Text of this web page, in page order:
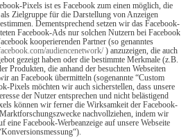
Pixels ist es Facebook zum einen möglich, die
Zielgruppe für die Darstellung von Anzeigen
Dementsprechend setzen wir das Facebook-
Facebook-Ads nur solchen Nutzern bei Facebook
kooperierenden Partner (so genanntes
audiencenetwork/) anzuzeigen, die auch
gezeigt haben oder die bestimmte Merkmale (z.B.
Produkten, die anhand der besuchten Webseiten
an Facebook übermitteln (sogenannte “Custom
Pixels möchten wir auch sicherstellen, dass unsere
der Nutzer entsprechen und nicht belästigend
können wir ferner die Wirksamkeit der Facebook-
nachvollziehen, indem wir
eine Facebook-Werbeanzeige auf unsere Webseite